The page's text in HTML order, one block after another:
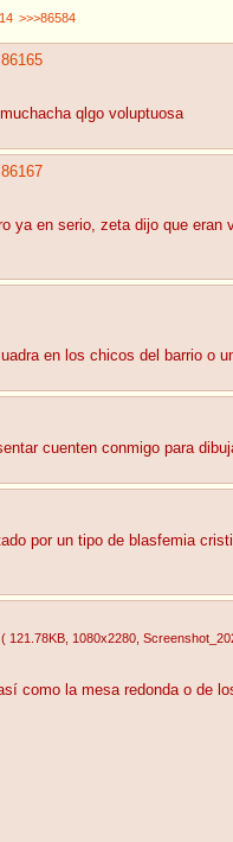
>>>86584
86165
qlgo voluptuosa
86167
ya en serio, zeta dijo que
en los chicos del barrio o
cuenten conmigo para
por un tipo de blasfemia
( 121.78KB , 1080x2280 ,
como la mesa redonda o de